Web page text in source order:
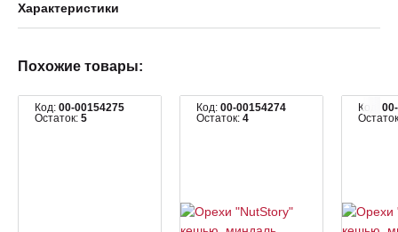
Характеристики
Похожие товары:
Код: 00-00154275
Остаток: 5
Код: 00-00154274
Остаток: 4
Код: